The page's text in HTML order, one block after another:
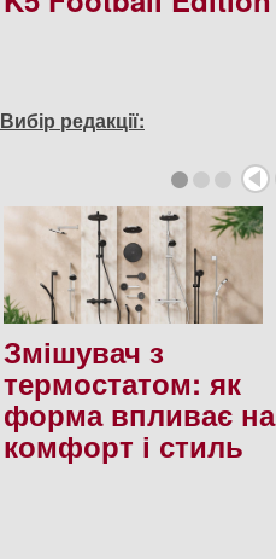
Вибір редакції:
Змішувач з
термостатом: як
форма впливає на
комфорт і стиль